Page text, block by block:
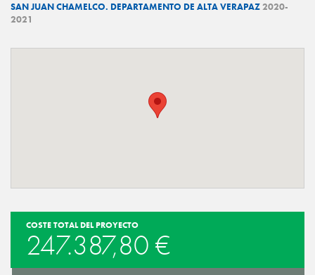
SAN JUAN CHAMELCO. DEPARTAMENTO DE ALTA VERAPAZ2020-
2021
COSTE TOTAL DEL PROYECTO
247.387,80 €